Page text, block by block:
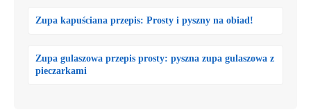
Zupa kapuściana przepis: Prosty i pyszny na obiad!
Zupa gulaszowa przepis prosty: pyszna zupa gulaszowa z
pieczarkami